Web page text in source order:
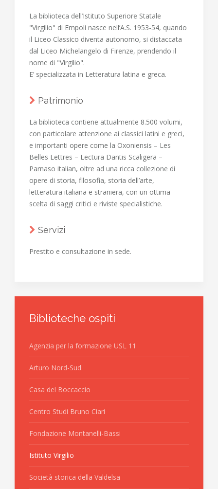
La biblioteca dell’Istituto Superiore Statale
"Virgilio" di Empoli nasce nell’A.S. 1953-54, quando
il Liceo Classico diventa autonomo, si distaccata
dal Liceo Michelangelo di Firenze, prendendo il
nome di "Virgilio".
E’ specializzata in Letteratura latina e greca.
Patrimonio
La biblioteca contiene attualmente 8.500 volumi,
con particolare attenzione ai classici latini e greci,
e importanti opere come la Oxoniensis – Les
Belles Lettres – Lectura Dantis Scaligera –
Parnaso italian, oltre ad una ricca collezione di
opere di storia, filosofia, storia dell’arte,
letteratura italiana e straniera, con un ottima
scelta di saggi critici e riviste specialistiche.
Servizi
Prestito e consultazione in sede.
Biblioteche ospiti
Agenzia per la formazione USL 11
Arturo Nord-Sud
Casa del Boccaccio
Centro Studi Bruno Ciari
Fondazione Montanelli-Bassi
Istituto Virgilio
Società storica della Valdelsa